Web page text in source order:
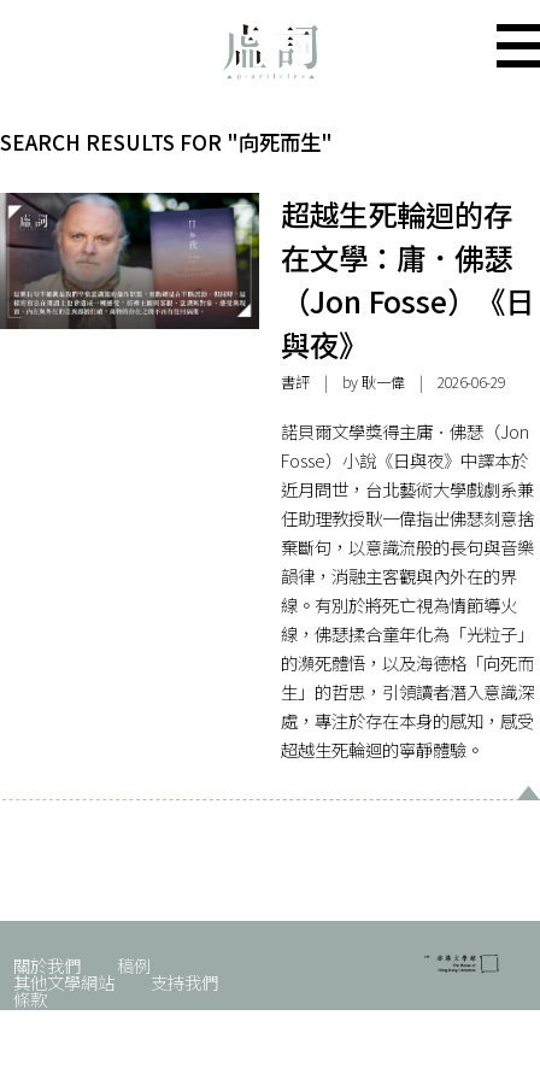
SEARCH RESULTS FOR "向死而生"
超越生死輪迴的存
在文學：庸．佛瑟
（Jon Fosse）《日
與夜》
書評| by 耿一偉 | 2026-06-29
諾貝爾文學獎得主庸．佛瑟（Jon
Fosse）小說《日與夜》中譯本於
近月問世，台北藝術大學戲劇系兼
任助理教授耿一偉指出佛瑟刻意捨
棄斷句，以意識流般的長句與音樂
韻律，消融主客觀與內外在的界
線。有別於將死亡視為情節導火
線，佛瑟揉合童年化為「光粒子」
的瀕死體悟，以及海德格「向死而
生」的哲思，引領讀者潛入意識深
處，專注於存在本身的感知，感受
超越生死輪迴的寧靜體驗。
關於我們 稿例
其他文學網站 支持我們
條款